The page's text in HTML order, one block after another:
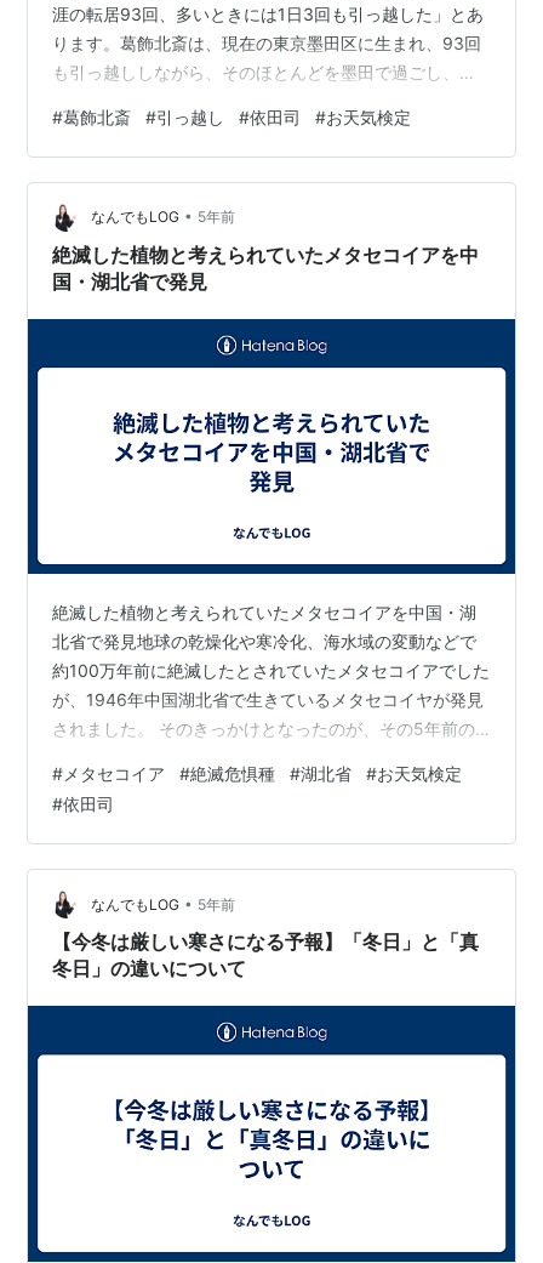
涯の転居93回、多いときには1日3回も引っ越した」とあ
ります。葛飾北斎は、現在の東京墨田区に生まれ、93回
も引っ越ししながら、そのほとんどを墨田で過ごし、両
なぜ、そんなにまで引っ越しを繰り返したの? その理由
は、とても意外なことでした。 葛飾北斎は、黙々と絵を
描くことに集中していたため、家事は一切せず、食事は
買ってきたもので生活し、そのごみは家の中で散らかり
放題だったそうです。ごみで埋め尽くされた部屋は、狭
くなったり臭くなったりと、絵を描く…
#葛飾北斎 #引っ越し #依田司 #お天気検定
なんでもLOG • 5年前
絶滅した植物と考えられていたメタセコイアを中
国・湖北省で発見
絶滅した植物と考えられていたメタセコイアを中国・湖
北省で発見地球の乾燥化や寒冷化、海水域の変動などで
約100万年前に絶滅したとされていたメタセコイアでした
が、1946年中国湖北省で生きているメタセコイヤが発見
されました。 そのきっかけとなったのが、その5年前の
の化石を発見し、論文を発表しました。 その論文をもと
に、中国で見つかった木とメタセコイアの化石が、葉の
形や付き方などの特徴が一致したために、絶滅したメタ
セコイヤだと確認されたそうです。 kenbunroku-
net.com
#メタセコイア #絶滅危惧種 #湖北省 #お天気検定
#依田司
なんでもLOG • 5年前
【今冬は厳しい寒さになる予報】「冬日」と「真
冬日」の違いについて